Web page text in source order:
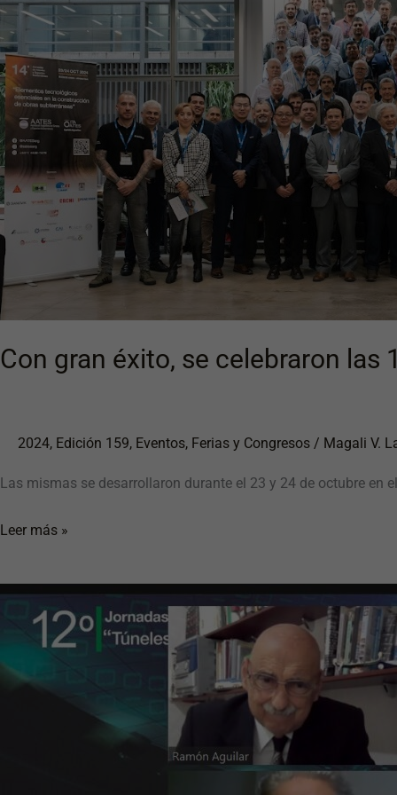
Con gran éxito, se celebraron las
2024, Edición 159, Eventos, Ferias y Congresos / Magali V.
Las mismas se desarrollaron durante el 23 y 24 de octubre en
celebraron
las
14°
Jornadas
Túneles
y
Espacios
Subterráneos
Leer más »
Con
se